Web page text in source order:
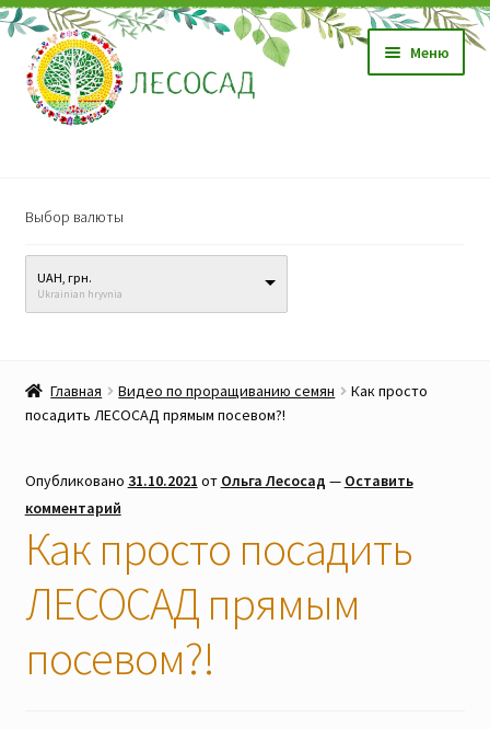
Перейти
к
навигации
Перейти
к
содержимому
Меню
Саженцы
Семена
Прайс-лист
Наши мероприятия, Акции
Контакты
Корзина
Выбор валюты
UAH, грн.
Ukrainian hryvnia
Главная Видео по проращиванию семян
Как просто
посадить ЛЕСОСАД прямым посевом?!
Опубликовано 31.10.2021 от Ольга Лесосад — Оставить
комментарий
Как просто посадить
ЛЕСОСАД прямым
посевом?!